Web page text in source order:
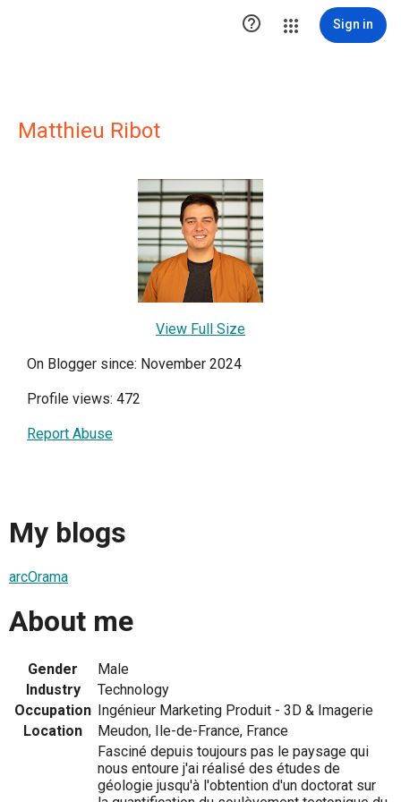
 Sign in
Matthieu Ribot
View Full Size
On Blogger since: November 2024
Profile views: 472
Report Abuse
My blogs
arcOrama
About me
Gender
Male
Industry
Technology
Occupation Ingénieur Marketing Produit - 3D & Imagerie
Location
Meudon, Ile-de-France, France
Fasciné depuis toujours pas le paysage qui
nous entoure j'ai réalisé des études de
géologie jusqu'à l'obtention d'un doctorat sur